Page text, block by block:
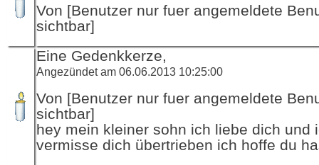
Von [Benutzer nur fuer angemeldete
sichtbar]
Eine Gedenkkerze,
Angezündet am 06.06.2013 10:25:00
Von [Benutzer nur fuer angemeldete
sichtbar]
hey mein kleiner sohn ich liebe dich und
vermisse dich übertrieben ich hoffe du